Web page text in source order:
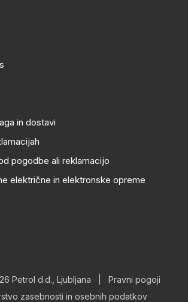
in dostavi
pogodbe ali reklamacijo
električne in elektronske opreme
Petrol d.d., Ljubljana
Pravni pogoji
zasebnosti in osebnih podatkov